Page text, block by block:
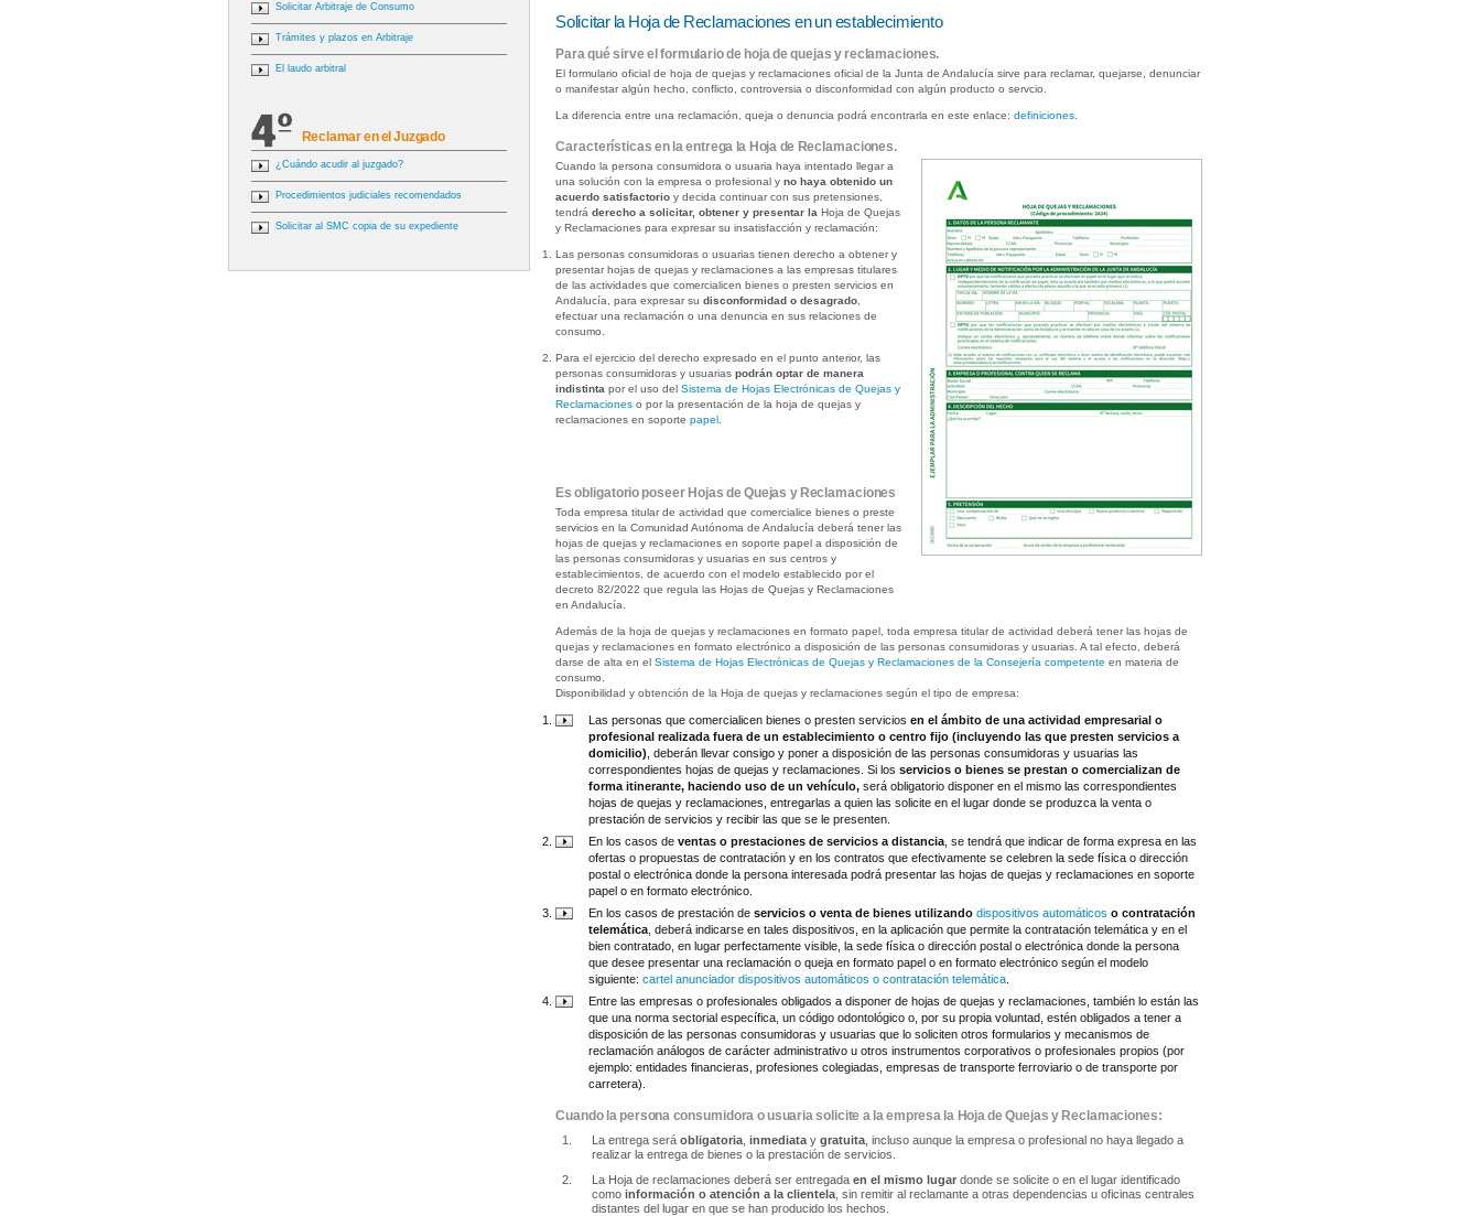
Solicitar Arbitraje de Consumo
Trámites y plazos en Arbitraje
El laudo arbitral
Reclamar en el Juzgado
¿Cuándo acudir al juzgado?
Procedimientos judiciales recomendados
Solicitar al SMC copia de su expediente
Solicitar la Hoja de Reclamaciones en un establecimiento
Para qué sirve el formulario de hoja de quejas y reclamaciones.
El formulario oficial de hoja de quejas y reclamaciones oficial de la Junta de Andalucía sirve para reclamar, quejarse, denunciar
o manifestar algún hecho, conflicto, controversia o disconformidad con algún producto o servcio.
La diferencia entre una reclamación, queja o denuncia podrá encontrarla en este enlace:definiciones
Características en la entrega la Hoja de Reclamaciones.
Cuando la persona consumidora o usuaria haya intentado llegar a
una solución con la empresa o profesional yno haya obtenido un
acuerdo satisfactorio y decida continuar con sus pretensiones,
tendráderecho a solicitar, obtener y presentar la Hoja de Quejas
y Reclamaciones para expresar su insatisfacción y reclamación:
Las personas consumidoras o usuarias tienen derecho a obtener y
presentar hojas de quejas y reclamaciones a las empresas titulares
de las actividades que comercialicen bienes o presten servicios en
Andalucía, para expresar sudisconformidad o desagrado
efectuar una reclamación o una denuncia en sus relaciones de
consumo.
Para el ejercicio del derecho expresado en el punto anterior, las
personas consumidoras y usuariaspodrán optar de manera
indistinta por el uso delSistema de Hojas Electrónicas de Quejas y
Reclamaciones o por la presentación de la hoja de quejas y
reclamaciones en soportepapel
Es obligatorio poseer Hojas de Quejas y Reclamaciones
Toda empresa titular de actividad que comercialice bienes o preste
servicios en la Comunidad Autónoma de Andalucía deberá tener las
hojas de quejas y reclamaciones en soporte papel a disposición de
las personas consumidoras y usuarias en sus centros y
establecimientos, de acuerdo con el modelo establecido por el
decreto 82/2022 que regula las Hojas de Quejas y Reclamaciones
en Andalucía.
Además de la hoja de quejas y reclamaciones en formato papel, toda empresa titular de actividad deberá tener las hojas de
quejas y reclamaciones en formato electrónico a disposición de las personas consumidoras y usuarias. A tal efecto, deberá
darse de alta en elSistema de Hojas Electrónicas de Quejas y Reclamaciones de la Consejería competente en materia de
consumo.
Disponibilidad y obtención de la Hoja de quejas y reclamaciones según el tipo de empresa:
Las personas que comercialicen bienes o presten serviciosen el ámbito de una actividad empresarial o
profesional realizada fuera de un establecimiento o centro fijo (incluyendo las que presten servicios a
domicilio) , deberán llevar consigo y poner a disposición de las personas consumidoras y usuarias las
correspondientes hojas de quejas y reclamaciones. Si los servicios o bienes se prestan o comercializan de
forma itinerante, haciendo uso de un vehículo, será obligatorio disponer en el mismo las correspondientes
hojas de quejas y reclamaciones, entregarlas a quien las solicite en el lugar donde se produzca la venta o
prestación de servicios y recibir las que se le presenten.
En los casos deventas o prestaciones de servicios a distancia , se tendrá que indicar de forma expresa en las
ofertas o propuestas de contratación y en los contratos que efectivamente se celebren la sede física o dirección
postal o electrónica donde la persona interesada podrá presentar las hojas de quejas y reclamaciones en soporte
papel o en formato electrónico.
En los casos de prestación deservicios o venta de bienes utilizandodispositivos automáticos o contratación
telemática , deberá indicarse en tales dispositivos, en la aplicación que permite la contratación telemática y en el
bien contratado, en lugar perfectamente visible, la sede física o dirección postal o electrónica donde la persona
que desee presentar una reclamación o queja en formato papel o en formato electrónico según el modelo
siguiente:cartel anunciador dispositivos automáticos o contratación telemática
Entre las empresas o profesionales obligados a disponer de hojas de quejas y reclamaciones, también lo están las
que una norma sectorial específica, un código odontológico o, por su propia voluntad, estén obligados a tener a
disposición de las personas consumidoras y usuarias que lo soliciten otros formularios y mecanismos de
reclamación análogos de carácter administrativo u otros instrumentos corporativos o profesionales propios (por
ejemplo: entidades financieras, profesiones colegiadas, empresas de transporte ferroviario o de transporte por
carretera).
Cuando la persona consumidora o usuaria solicite a la empresa la Hoja de Quejas y Reclamaciones:
La entrega seráobligatoria ,inmediata ygratuita , incluso aunque la empresa o profesional no haya llegado a
realizar la entrega de bienes o la prestación de servicios.
La Hoja de reclamaciones deberá ser entregadaen el mismo lugar donde se solicite o en el lugar identificado
comoinformación o atención a la clientela , sin remitir al reclamante a otras dependencias u oficinas centrales
distantes del lugar en que se han producido los hechos.